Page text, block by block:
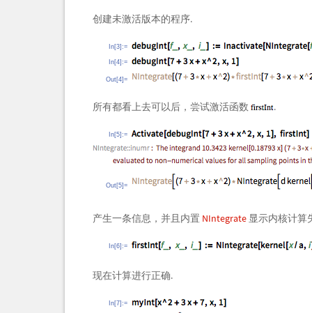
创建未激活版本的程序.
In[3]:=
In[4]:=
Out[4]=
所有都看上去可以后，尝试激活函数 .
In[5]:=
Out[5]=
产生一条信息，并且内置 NIntegrate显示内核计算
In[6]:=
现在计算进行正确.
In[7]:=